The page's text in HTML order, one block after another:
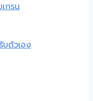
กรน
บตัวเอง